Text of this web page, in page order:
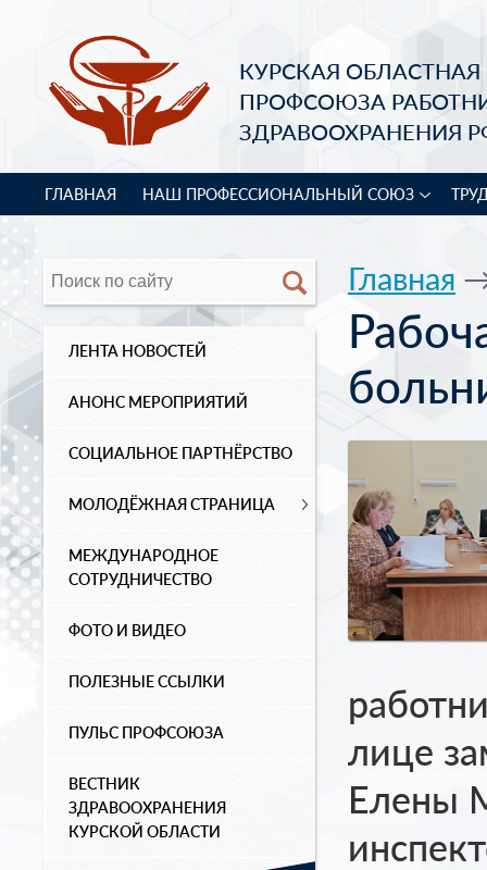
КУРСКАЯ
ПРОФСОЮЗА
ЗДРАВООХРАНЕНИЯ
ГЛАВНАЯ НАШ ПРОФЕССИОНАЛЬНЫЙ СОЮЗ
ЛЕНТА НОВОСТЕЙ
АНОНС МЕРОПРИЯТИЙ
СОЦИАЛЬНОЕ ПАРТНЁРСТВО
МОЛОДЁЖНАЯ СТРАНИЦА
МЕЖДУНАРОДНОЕ
СОТРУДНИЧЕСТВО
ФОТО И ВИДЕО
ПОЛЕЗНЫЕ ССЫЛКИ
ПУЛЬС ПРОФСОЮЗА
ВЕСТНИК
ЗДРАВООХРАНЕНИЯ
КУРСКОЙ ОБЛАСТИ
Главная
лице
Елены